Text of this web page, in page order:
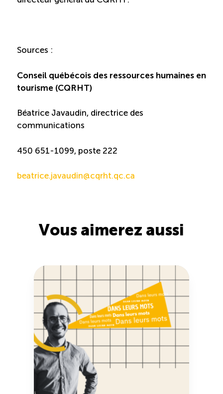
Facebook
Sources :
Conseil québécois des ressources humaines en
tourisme (CQRHT)
Béatrice Javaudin, directrice des
communications
450 651-1099, poste 222
beatrice.javaudin@cqrht.qc.ca
Vous aimerez aussi